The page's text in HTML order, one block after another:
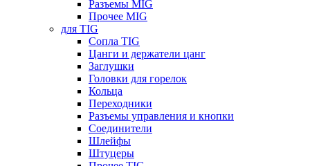
Разъемы MIG
Прочее MIG
для TIG
Сопла TIG
Цанги и держатели цанг
Заглушки
Головки для горелок
Кольца
Переходники
Разъемы управления и кнопки
Соединители
Шлейфы
Штуцеры